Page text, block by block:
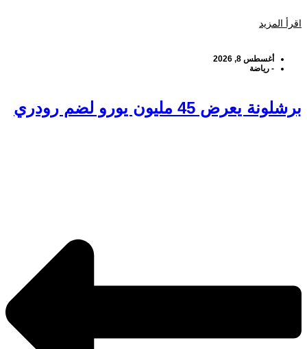
اقرأ المزيد
أغسطس 8, 2026
- رياضة
برشلونة يعرض 45 مليون يورو لضم رودري